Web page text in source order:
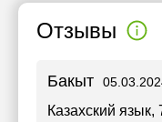
Отзывы
Бакыт
Казахский язык,